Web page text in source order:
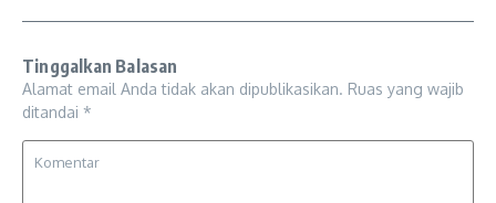
Tinggalkan Balasan
Alamat email Anda tidak akan dipublikasikan. Ruas yang wajib
ditandai *